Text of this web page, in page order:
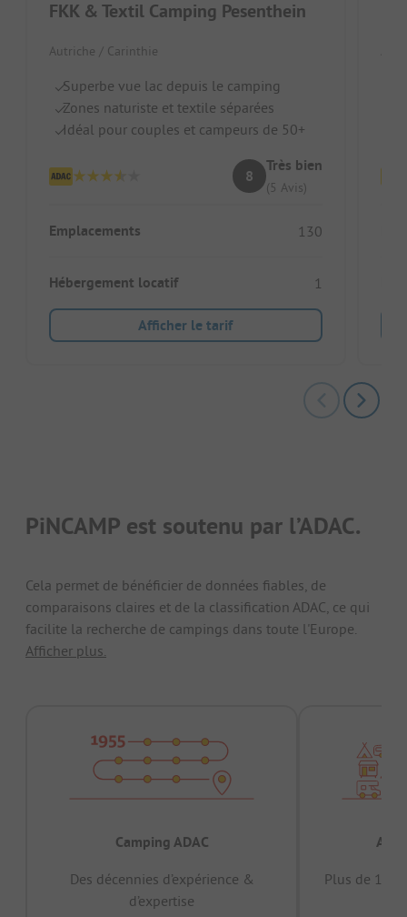
FKK & Textil Camping Pesenthein
Autriche / Carinthie
Superbe vue lac depuis le camping
Zones naturiste et textile séparées
Idéal pour couples et campeurs de 50+
8
Très bien
(5 Avis)
Emplacements 130
Hébergement locatif 1
Afficher le tarif
PiNCAMP est soutenu par l’ADAC.
Cela permet de bénéficier de données fiables, de
comparaisons claires et de la classification ADAC, ce qui
facilite la recherche de campings dans toute l'Europe.
Afficher plus.
Camping ADAC
Des décennies d’expérience &
d’expertise
Plus de 15